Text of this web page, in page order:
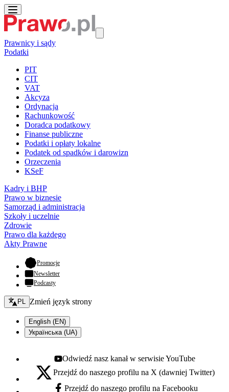
Prawnicy i sądy
Podatki
PIT
CIT
VAT
Akcyza
Ordynacja
Rachunkowość
Doradca podatkowy
Finanse publiczne
Podatki i opłaty lokalne
Podatek od spadków i darowizn
Orzeczenia
KSeF
Kadry i BHP
Prawo w biznesie
Samorząd i administracja
Szkoły i uczelnie
Zdrowie
Prawo dla każdego
Akty Prawne
Promocje- otwiera się w nowej karcie
Newsletter
Podcasty
Zmień język - bieżący:
PL Zmień język strony
English (EN)
Українська (UA)
Youtube - otwiera się w nowej karcie
Odwiedź nasz kanał w serwisie YouTube
X - otwiera się w nowej karcie
Przejdź do naszego profilu na X (dawniej Twitter)
Przejdź do naszego profilu na Facebooku